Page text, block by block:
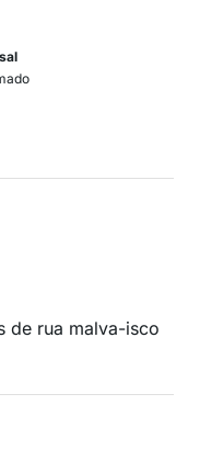
de rua malva-isco